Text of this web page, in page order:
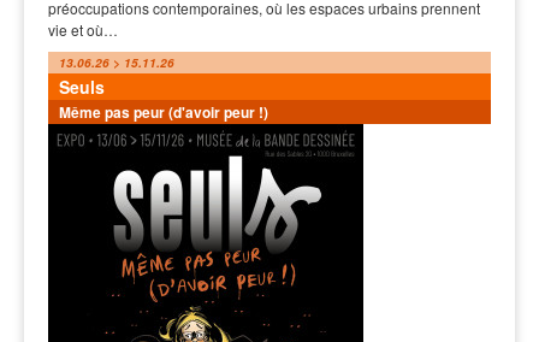
préoccupations contemporaines, où les espaces urbains prennent
vie et où…
13.06.26 > 15.11.26
Seuls
Même pas peur (d'avoir peur !)